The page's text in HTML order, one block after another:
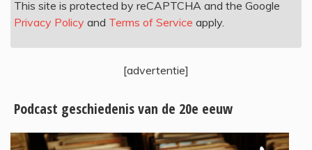
This site is protected by reCAPTCHA and the Google
Privacy Policy and Terms of Service apply.
[advertentie]
Podcast geschiedenis van de 20e eeuw